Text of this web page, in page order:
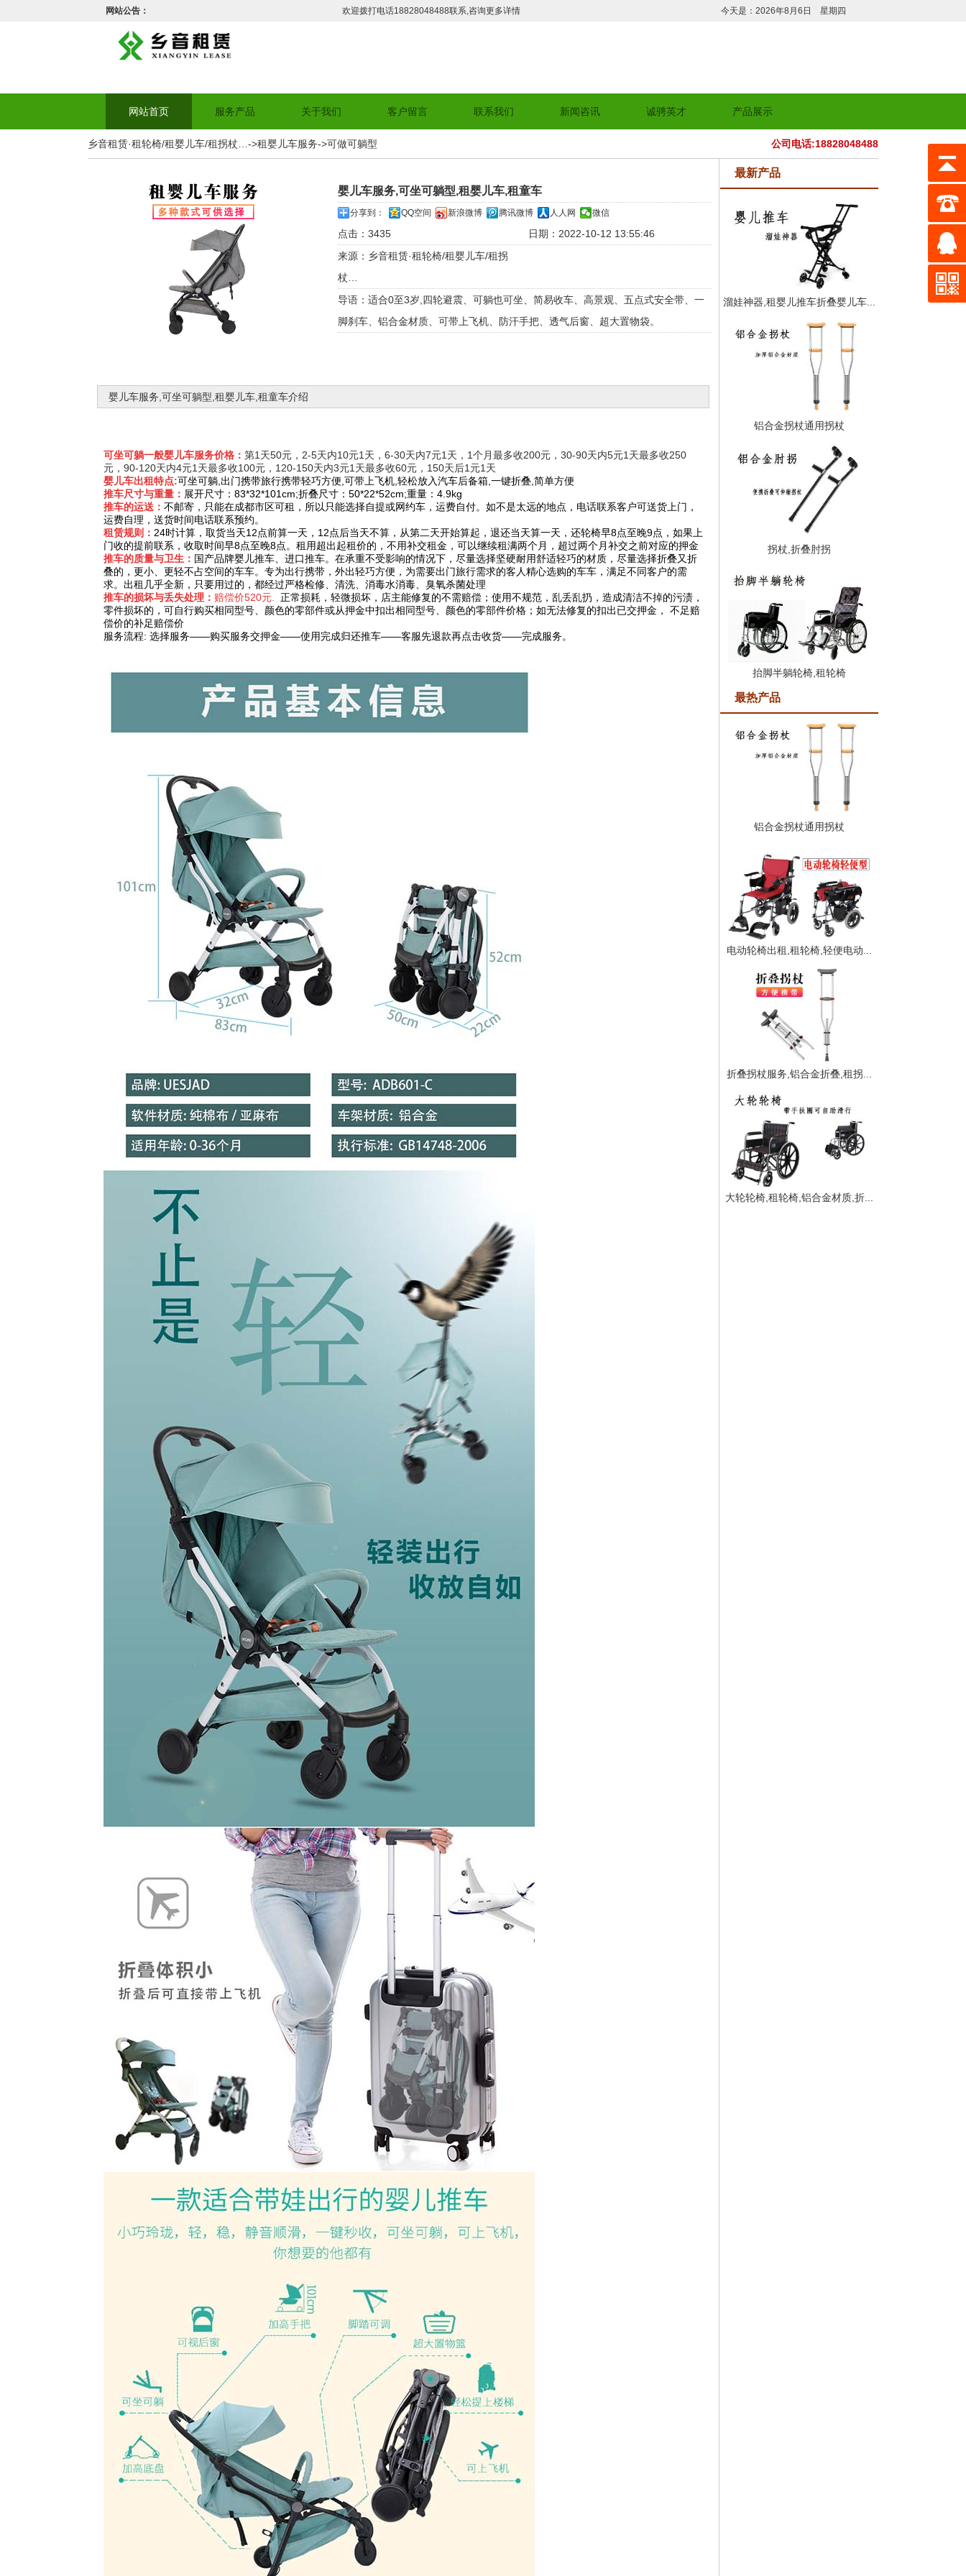
网站公告： 欢迎拨打电话18828048488联系,咨询更多详情 今天是：2026年8月6日 星期四
网站首页 服务产品 关于我们 客户留言 联系我们 新闻咨讯 诚骋英才 产品展示
乡音租赁·租轮椅/租婴儿车/租拐杖… ->租婴儿车服务->可做可躺型 公司电话:18828048488
最新产品
溜娃神器,租婴儿推车折叠婴儿车...
铝合金拐杖通用拐杖
拐杖,折叠肘拐
抬脚半躺轮椅,租轮椅
最热产品
铝合金拐杖通用拐杖
电动轮椅出租,租轮椅,轻便电动...
折叠拐杖服务,铝合金折叠,租拐...
大轮轮椅,租轮椅,铝合金材质,折...
婴儿车服务,可坐可躺型,租婴儿车,租童车
分享到： QQ空间 新浪微博 腾讯微博 人人网 微信
点击：3435
日期：2022-10-12 13:55:46
来源：乡音租赁·租轮椅/租婴儿车/租拐
杖…
导语：适合0至3岁,四轮避震、可躺也可坐、简易收车、高景观、五点式安全带、一
脚刹车、铝合金材质、可带上飞机、防汗手把、透气后窗、超大置物袋。
婴儿车服务,可坐可躺型,租婴儿车,租童车介绍
可坐可躺一般婴儿车服务价格： 第1天50元，2-5天内10元1天，6-30天内7元1天，1个月最多收200元，30-90天内5元1天最多收250
元，90-120天内4元1天最多收100元，120-150天内3元1天最多收60元，150天后1元1天
婴儿车出租特点:可坐可躺,出门携带旅行携带轻巧方便,可带上飞机,轻松放入汽车后备箱,一键折叠,简单方便
推车尺寸与重量： 展开尺寸：83*32*101cm;折叠尺寸：50*22*52cm;重量：4.9kg
推车的运送： 不邮寄，只能在成都市区可租，所以只能选择自提或网约车，运费自付。如不是太远的地点，电话联系客户可送货上门，
运费自理，送货时间电话联系预约。
租赁规则： 24时计算，取货当天12点前算一天，12点后当天不算，从第二天开始算起，退还当天算一天，还轮椅早8点至晚9点，如果上
门收的提前联系，收取时间早8点至晚8点。租用超出起租价的，不用补交租金，可以继续租满两个月，超过两个月补交之前对应的押金
推车的质量与卫生： 国产品牌婴儿推车、进口推车。在承重不受影响的情况下，尽量选择坚硬耐用舒适轻巧的材质，尽量选择折叠又折
叠的，更小、更轻不占空间的车车。专为出行携带，外出轻巧方便，为需要出门旅行需求的客人精心选购的车车，满足不同客户的需
求。出租几乎全新，只要用过的，都经过严格检修、清洗、消毒水消毒、臭氧杀菌处理
推车的损坏与丢失处理： 赔偿价520元. 正常损耗， 轻微损坏，店主能修复的不需赔偿；使用不规范，乱丢乱扔，造成清洁不掉的污渍，
零件损坏的，可自行购买相同型号、颜色的零部件或从押金中扣出相同型号、颜色的零部件价格；如无法修复的扣出已交押金， 不足赔
偿价的补足赔偿价
服务流程: 选择服务——购买服务交押金——使用完成归还推车——客服先退款再点击收货——完成服务。